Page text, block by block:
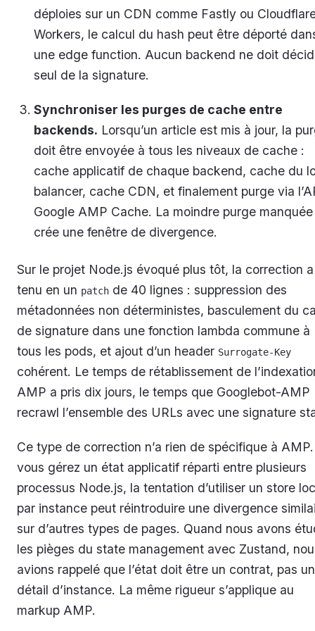
déploies sur un CDN comme Fastly ou
Workers, le calcul du hash peut être déporté
une edge function. Aucun backend ne doit
seul de la signature.
Synchroniser les purges de cache entre
backends. Lorsqu’un article est mis à jour, la
doit être envoyée à tous les niveaux de cache :
cache applicatif de chaque backend, cache du
balancer, cache CDN, et finalement purge via
Google AMP Cache. La moindre purge manquée
crée une fenêtre de divergence.
Sur le projet Node.js évoqué plus tôt, la correction a
tenu en un patch de 40 lignes : suppression des
métadonnées non déterministes, basculement du
de signature dans une fonction lambda commune à
tous les pods, et ajout d’un header Surrogate-Key
cohérent. Le temps de rétablissement de
AMP a pris dix jours, le temps que Googlebot-AMP
recrawl l’ensemble des URLs avec une signature
Ce type de correction n’a rien de spécifique à
vous gérez un état applicatif réparti entre plusieurs
processus Node.js, la tentation d’utiliser un store
par instance peut réintroduire une divergence
sur d’autres types de pages. Quand nous avons
les pièges du state management avec Zustand,
avions rappelé que l’état doit être un contrat, pas un
détail d’instance. La même rigueur s’applique au
markup AMP.